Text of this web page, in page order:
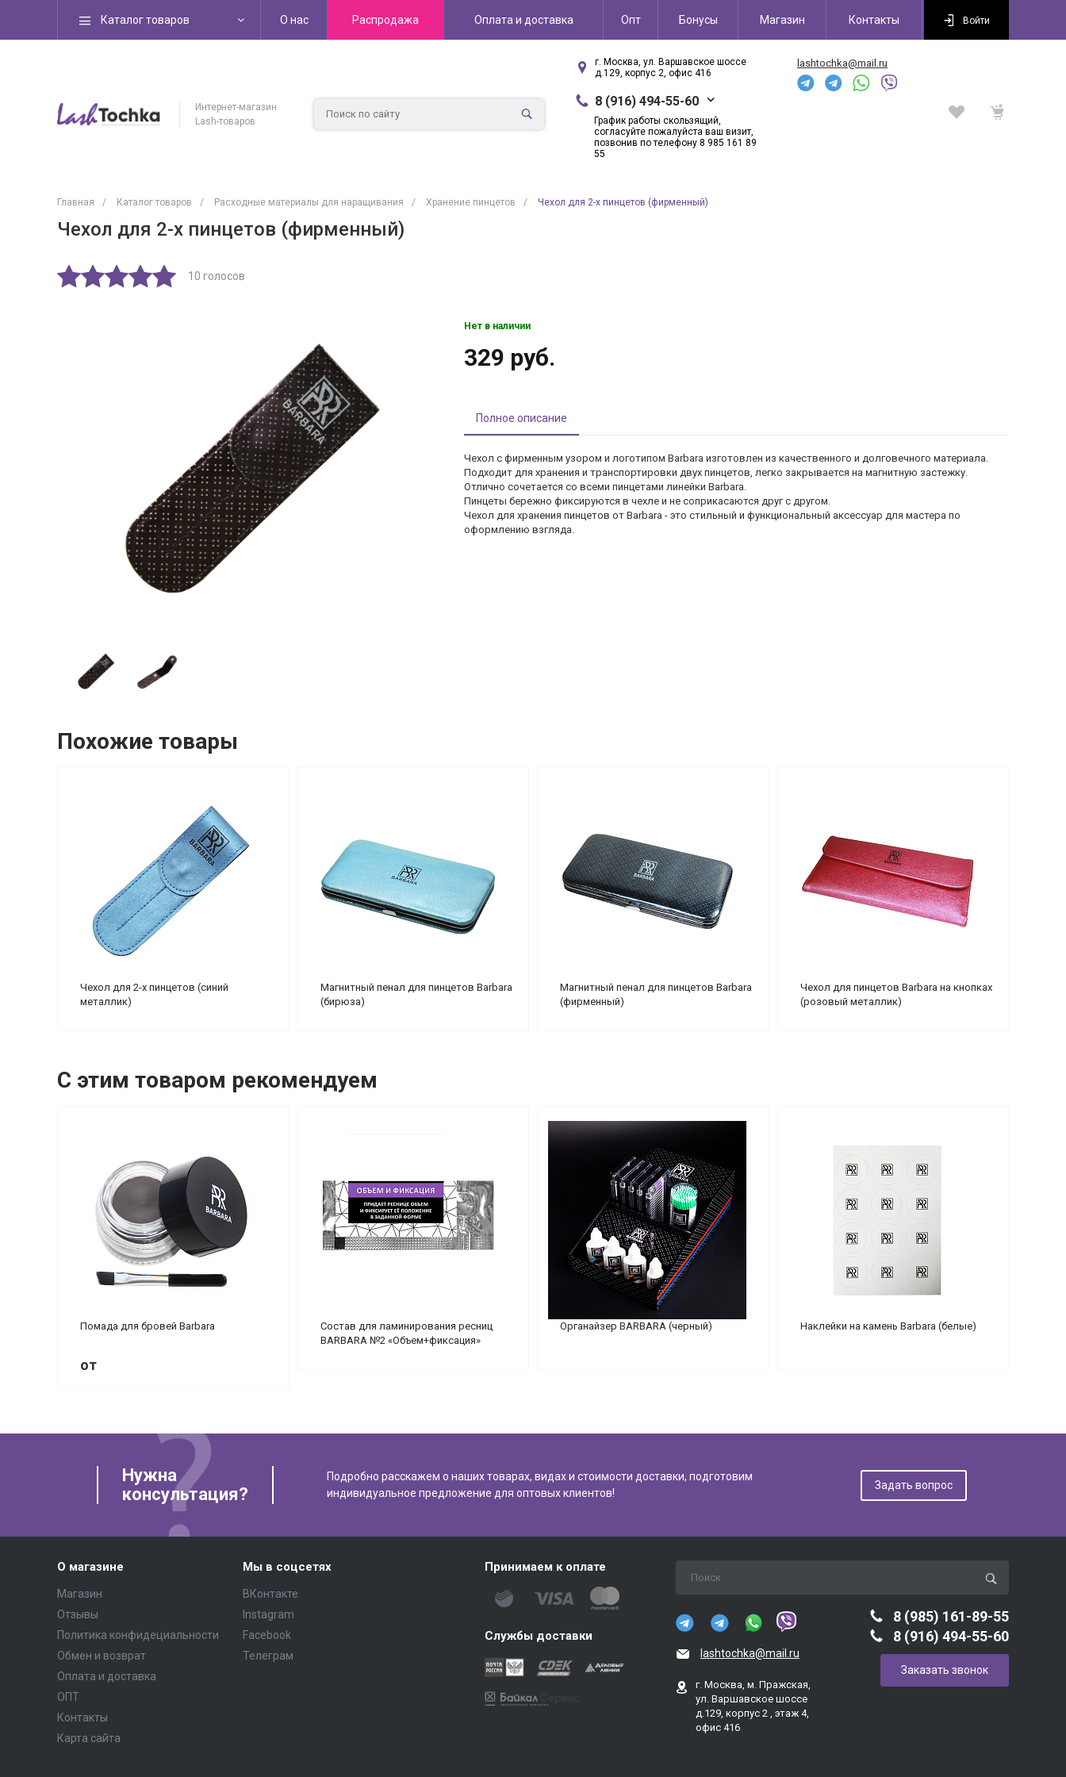
Каталог товаров О нас Распродажа Оплата и доставка Опт Бонусы Магазин Контакты Войти
Интернет-магазин
Lash-товаров
г. Москва, ул. Варшавское шоссе
д.129, корпус 2, офис 416
8 (916) 494-55-60
График работы скользящий,
согласуйте пожалуйста ваш визит,
позвонив по телефону 8 985 161 89
55
lashtochka@mail.ru
Главная / Каталог товаров / Расходные материалы для наращивания / Хранение пинцетов / Чехол для 2-х пинцетов (фирменный)
Чехол для 2-х пинцетов (фирменный)
10 голосов
Нет в наличии
329 руб.
Полное описание
Чехол с фирменным узором и логотипом Barbara изготовлен из качественного и долговечного материала.
Подходит для хранения и транспортировки двух пинцетов, легко закрывается на магнитную застежку.
Отлично сочетается со всеми пинцетами линейки Barbara.
Пинцеты бережно фиксируются в чехле и не соприкасаются друг с другом.
Чехол для хранения пинцетов от Barbara - это стильный и функциональный аксессуар для мастера по
оформлению взгляда.
Похожие товары
Чехол для 2-х пинцетов (синий
металлик)
Магнитный пенал для пинцетов Barbara
(бирюза)
Магнитный пенал для пинцетов Barbara
(фирменный)
Чехол для пинцетов Barbara на кнопках
(розовый металлик)
С этим товаром рекомендуем
Помада для бровей Barbara
от
Состав для ламинирования ресниц
BARBARA №2 «Объем+фиксация»
Органайзер BARBARA (черный) Наклейки на камень Barbara (белые)
Нужна
консультация?
Подробно расскажем о наших товарах, видах и стоимости доставки, подготовим
индивидуальное предложение для оптовых клиентов!
Задать вопрос
О магазине
Магазин
Отзывы
Политика конфидециальности
Обмен и возврат
Оплата и доставка
ОПТ
Контакты
Карта сайта
Мы в соцсетях
ВКонтакте
Instagram
Facebook
Телеграм
Принимаем к оплате
Службы доставки
lashtochka@mail.ru
г. Москва, м. Пражская,
ул. Варшавское шоссе
д.129, корпус 2 , этаж 4,
офис 416
8 (985) 161-89-55
8 (916) 494-55-60
Заказать звонок